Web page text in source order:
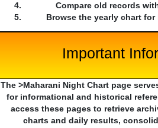
Compare old records
Browse the yearly chart
Important
The >Maharani Night Chart page
for informational and historical
access these pages to retrieve
charts and daily results,